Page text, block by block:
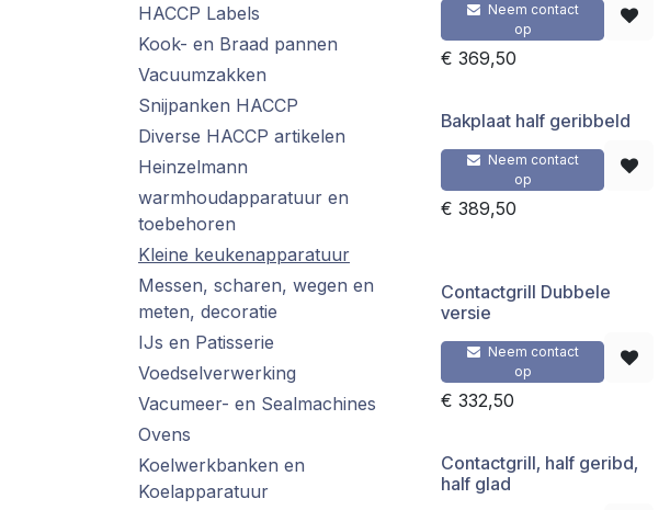
HACCP Labels
Kook- en Braad pannen
Vacuumzakken
Snijpanken HACCP
Diverse HACCP artikelen
Heinzelmann
warmhoudapparatuur en
toebehoren
Kleine keukenapparatuur
Messen, scharen, wegen en
meten, decoratie
IJs en Patisserie
Voedselverwerking
Vacumeer- en Sealmachines
Ovens
Koelwerkbanken en
Koelapparatuur
Neem contact
op
€ 369,50
Bakplaat half geribbeld
Neem contact
op
€ 389,50
Contactgrill Dubbele
versie
Neem contact
op
€ 332,50
Contactgrill, half geribd,
half glad